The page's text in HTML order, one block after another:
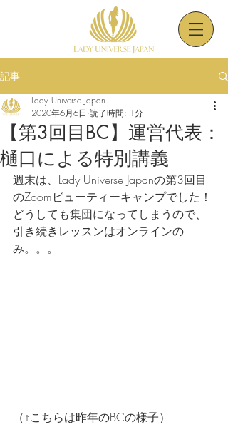
記事
【第3回目BC】運営代表：
樋口による特別講義
Lady Universe Japan
2020年6月6日 読了時間: 1分
週末は、Lady Universe Japanの第3回目
のZoomビューティーキャンプでした！
どうしても集団になってしまうので、
引き続きレッスンはオンラインの
み。。。
（↑こちらは昨年のBCの様子）